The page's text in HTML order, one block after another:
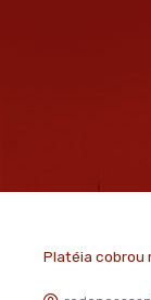
Platéia cobrou